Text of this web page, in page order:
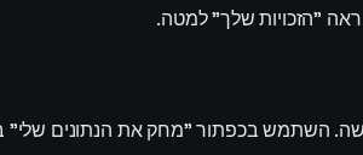
"הזכויות שלך" למטה.
בכפתור "מחק את הנתונים שלי" בעמוד